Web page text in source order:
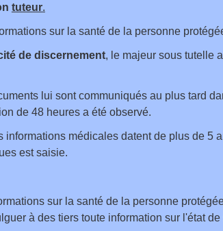
tuteur.
sur la santé de la personne
de discernement, le majeur sous tutelle
lui sont communiqués au plus tard
de 48 heures a été observé.
médicales datent de plus de 5
est saisie.
sur la santé de la personne
à des tiers toute information sur l'état